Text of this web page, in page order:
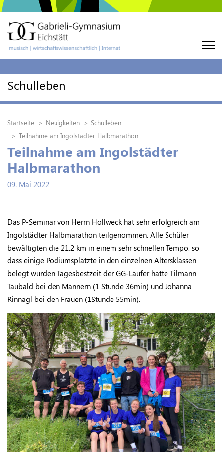
Schulleben
Startseite Neuigkeiten
Schulleben
Teilnahme am Ingolstädter Halbmarathon
Teilnahme am Ingolstädter
Halbmarathon
09. Mai 2022
Das P-Seminar von Herrn Hollweck hat sehr erfolgreich am
Ingolstädter Halbmarathon teilgenommen. Alle Schüler
bewältigten die 21,2 km in einem sehr schnellen Tempo, so
dass einige Podiumsplätzte in den einzelnen Altersklassen
belegt wurden Tagesbestzeit der GG-Läufer hatte Tilmann
Taubald bei den Männern (1 Stunde 36min) und Johanna
Rinnagl bei den Frauen (1Stunde 55min).